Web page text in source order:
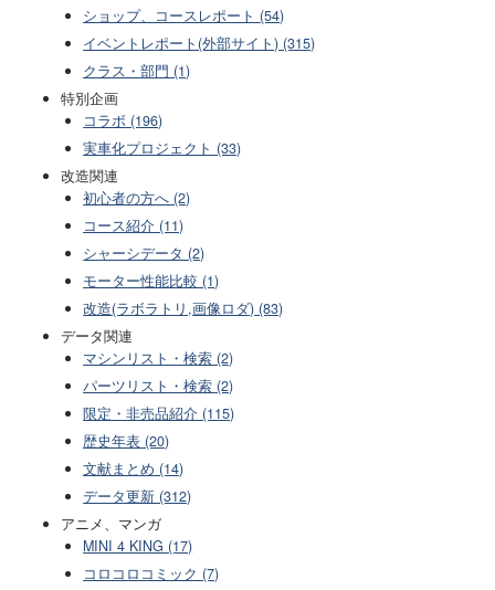
ショップ、コースレポート (54)
イベントレポート(外部サイト) (315)
クラス・部門 (1)
特別企画
コラボ (196)
実車化プロジェクト (33)
改造関連
初心者の方へ (2)
コース紹介 (11)
シャーシデータ (2)
モーター性能比較 (1)
改造(ラボラトリ,画像ロダ) (83)
データ関連
マシンリスト・検索 (2)
パーツリスト・検索 (2)
限定・非売品紹介 (115)
歴史年表 (20)
文献まとめ (14)
データ更新 (312)
アニメ、マンガ
MINI 4 KING (17)
コロコロコミック (7)